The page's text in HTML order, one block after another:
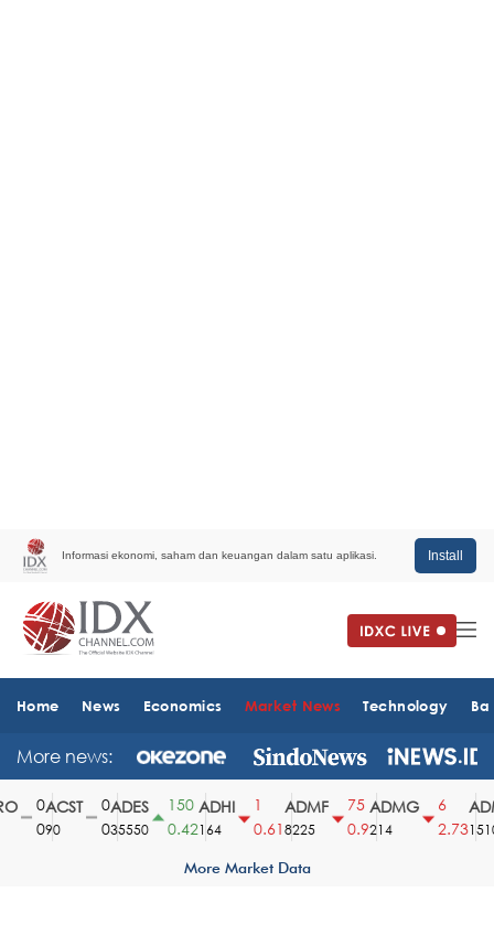
Informasi ekonomi, saham dan keuangan dalam satu aplikasi. Install
Home News Economics Market News Technology
More news:
ACST
90
ADES
35550
150
0.42
ADHI
164
0.61
ADMF
8225
75
0.9
ADMG
214
2.731510
More Market Data